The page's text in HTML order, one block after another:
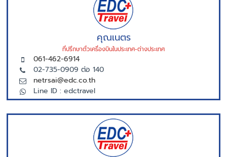
คุณเนตร
ที่ปรึกษาตั่วเครื่องบินในประเทศ-ต่างประเทศ
061-462-6914
02-735-0909 ต่อ 140
netrsai@edc.co.th
Line ID : edctravel